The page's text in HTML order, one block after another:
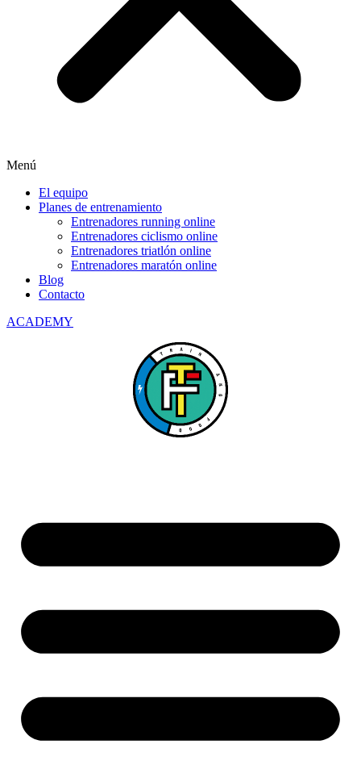
Menú
El equipo
Planes de entrenamiento
Entrenadores running online
Entrenadores ciclismo online
Entrenadores triatlón online
Entrenadores maratón online
Blog
Contacto
ACADEMY